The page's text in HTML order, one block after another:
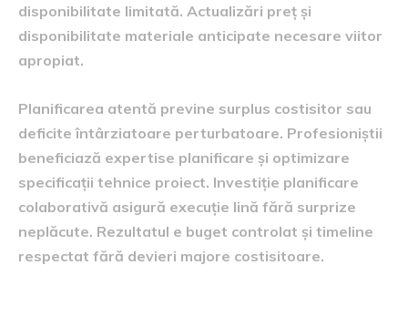
disponibilitate limitată. Actualizări preț și
disponibilitate materiale anticipate necesare viitor
apropiat.
Planificarea atentă previne surplus costisitor sau
deficite întârziatoare perturbatoare. Profesioniștii
beneficiază expertise planificare și optimizare
specificații tehnice proiect. Investiție planificare
colaborativă asigură execuție lină fără surprize
neplăcute. Rezultatul e buget controlat și timeline
respectat fără devieri majore costisitoare.